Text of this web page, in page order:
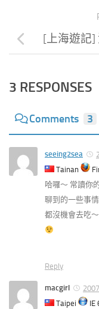
[上海遊記]
3 RESPONSES
Comments 3
seeing2sea
Tainan
哈囉～ 常讀你
聊到的一些事
都沒機會去吃
Reply
macgirl
Taipei
IE